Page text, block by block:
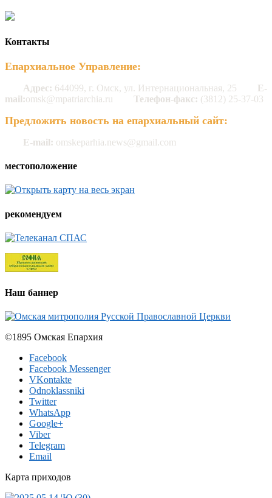
Контакты
Епархиальное Управление:
Адрес: 644099, г. Омск, ул. Интернациональная, 25
E-
mail:omsk@mpatriarchia.ru Телефон-факс: (3812) 25-37-03
Предложить новость на епархиальный сайт:
E-mail: omskeparhia.news@gmail.com
местоположение
рекомендуем
Наш баннер
©1895 Омская Епархия
Facebook
Facebook Messenger
VKontakte
Odnoklassniki
Twitter
WhatsApp
Google+
Viber
Telegram
Email
Карта приходов